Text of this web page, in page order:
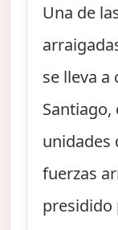
Una de
se lleva a
unidades
fuerzas
presidido